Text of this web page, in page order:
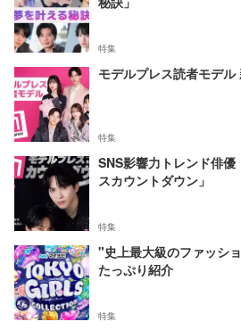
特集
モデルプレス読者モデル
特集
SNS影響力トレンド俳
スカウントダウン」
特集
"史上最大級のファッシ
たっぷり紹介
特集